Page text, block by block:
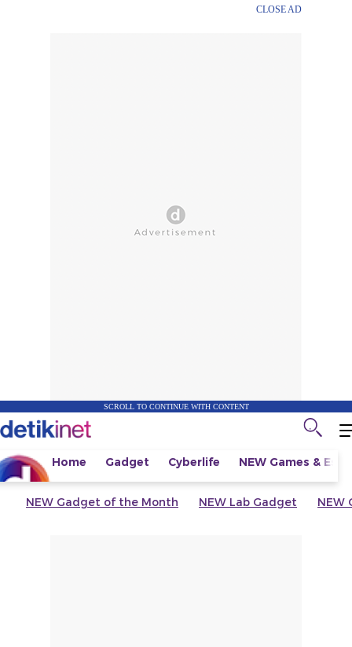
CLOSE AD
SCROLL TO CONTINUE WITH CONTENT
Home Gadget Cyberlife NEW Games &
NEW Gadget of the Month NEW Lab Gadget NEW